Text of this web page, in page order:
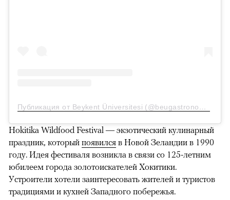
Публикация от Beykent Üniversitesi (@beugastronomi)
Hokitika Wildfood Festival — экзотический кулинарный
праздник, который появился в Новой Зеландии в 1990
году. Идея фестиваля возникла в связи со 125-летним
юбилеем города золотоискателей Хокитики.
Устроители хотели заинтересовать жителей и туристов
традициями и кухней Западного побережья.